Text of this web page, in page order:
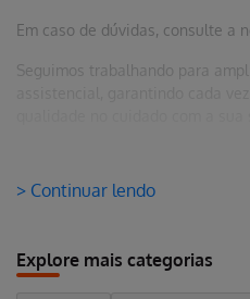
Em caso de dúvidas, consulte a
Seguimos trabalhando para
> Continuar lendo
Explore mais categorias